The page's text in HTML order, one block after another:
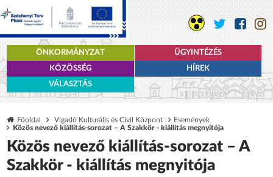
ÖNKORMÁNYZAT
ÜGYINTÉZÉS
KÖZÖSSÉG
HÍREK
VÁLASZTÁS
Főoldal Vigadó Kulturális és Civil Központ
Események
Közös nevező kiállítás-sorozat – A Szakkör - kiállítás megnyitója
Közös nevező kiállítás-sorozat – A
Szakkör - kiállítás megnyitója